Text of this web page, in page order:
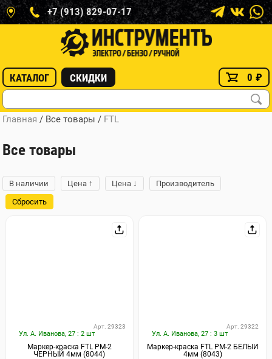
+7 (913) 829-07-17
КАТАЛОГ СКИДКИ 0 ₽
Главная / Все товары / FTL
Все товары
В наличии Цена ↑ Цена ↓
Производитель
Сбросить
Ул. А. Иванова, 27 : 2 шт
Арт. 29323
Маркер-краска FTL PM-2
ЧЕРНЫЙ 4мм (8044)
Ул. А. Иванова, 27 : 3 шт
Арт. 29322
Маркер-краска FTL PM-2 БЕЛЫЙ
4мм (8043)